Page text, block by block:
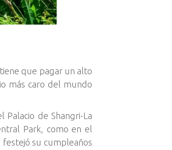
que pagar un alto
más caro del mundo
de Shangri-La
Park, como en el
festejó su cumpleaños